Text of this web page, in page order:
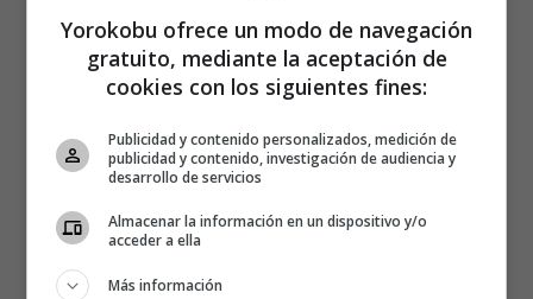
Yorokobu ofrece un modo de navegación
gratuito, mediante la aceptación de
cookies con los siguientes fines:
Publicidad y contenido personalizados, medición de
publicidad y contenido, investigación de audiencia y
desarrollo de servicios
Almacenar la información en un dispositivo y/o
acceder a ella
Más información